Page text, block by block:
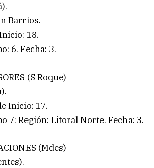
Barrios.
18.
6. Fecha: 3.
(S Roque)
Inicio: 17.
7: Región: Litoral Norte. Fecha: 3.
(Mdes)